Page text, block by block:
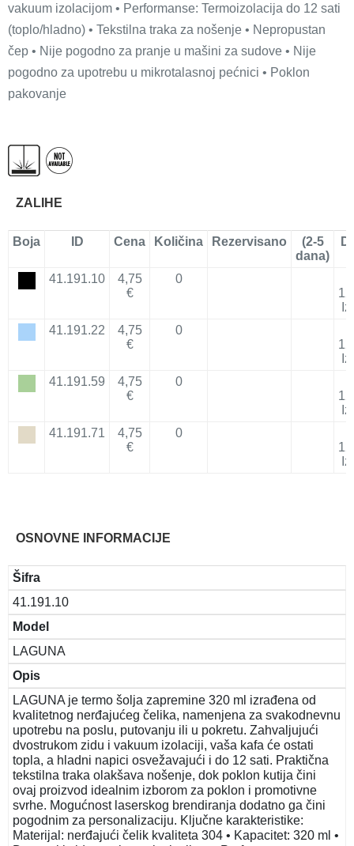
vakuum izolacijom • Performanse: Termoizolacija do 12 sati
(toplo/hladno) • Tekstilna traka za nošenje • Nepropustan
čep • Nije pogodno za pranje u mašini za sudove • Nije
pogodno za upotrebu u mikrotalasnoj pećnici • Poklon
pakovanje
ZALIHE
Boja ID Cena Količina Rezervisano
(2-5
dana)
41.191.10
4,75
€
0
41.191.22
4,75
€
0
41.191.59
4,75
€
0
41.191.71
4,75
€
0
OSNOVNE INFORMACIJE
Šifra
41.191.10
Model
LAGUNA
Opis
LAGUNA je termo šolja zapremine 320 ml izrađena od
kvalitetnog nerđajućeg čelika, namenjena za svakodnevnu
upotrebu na poslu, putovanju ili u pokretu. Zahvaljujući
dvostrukom zidu i vakuum izolaciji, vaša kafa će ostati
topla, a hladni napici osvežavajući i do 12 sati. Praktična
tekstilna traka olakšava nošenje, dok poklon kutija čini
ovaj proizvod idealnim izborom za poklon i promotivne
svrhe. Mogućnost laserskog brendiranja dodatno ga čini
pogodnim za personalizaciju. Ključne karakteristike:
Materijal: nerđajući čelik kvaliteta 304 • Kapacitet: 320 ml •